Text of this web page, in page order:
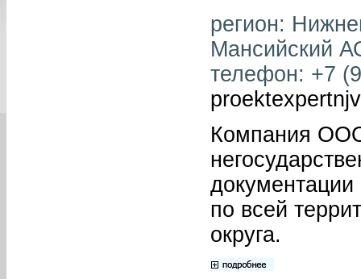
регион:
Мансийский
телефон: +7
Компания
документации
по всей
округа.